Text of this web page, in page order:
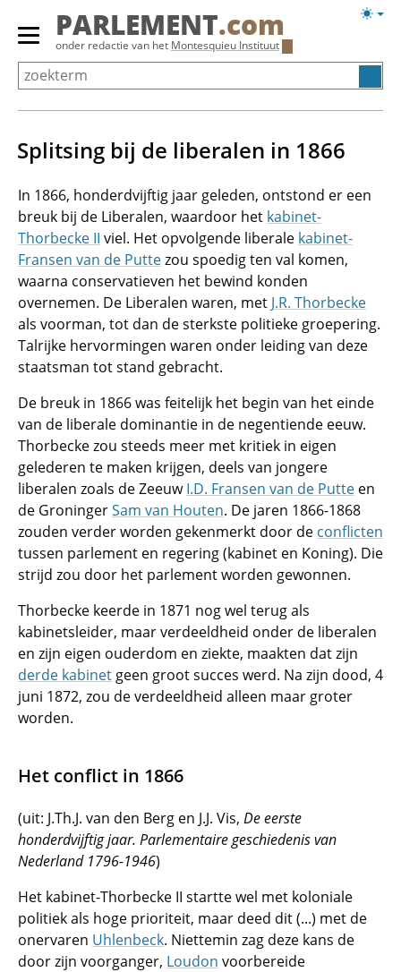
Overslaan
Primair
menu
tonen/verbergen
PARLEMENT.com
onder redactie van het Montesquieu Instituut
Splitsing bij de liberalen in 1866
In 1866, honderdvijftig jaar geleden, ontstond er een
breuk bij de Liberalen, waardoor het kabinet-
Thorbecke II viel. Het opvolgende liberale kabinet-
Fransen van de Puttezou spoedig ten val komen,
waarna conservatieven het bewind konden
overnemen. De Liberalen waren, met J.R. Thorbecke
als voorman, tot dan de sterkste politieke groepering.
Talrijke hervormingen waren onder leiding van deze
staatsman tot stand gebracht.
De breuk in 1866 was feitelijk het begin van het einde
van de liberale dominantie in de negentiende eeuw.
Thorbecke zou steeds meer met kritiek in eigen
gelederen te maken krijgen, deels van jongere
liberalen zoals de ZeeuwI.D. Fransen van de Putte en
de GroningerSam van Houten. De jaren 1866-1868
zouden verder worden gekenmerkt door de conflicten
tussen parlement en regering (kabinet en Koning). Die
strijd zou door het parlement worden gewonnen.
Thorbecke keerde in 1871 nog wel terug als
kabinetsleider, maar verdeeldheid onder de liberalen
en zijn eigen ouderdom en ziekte, maakten dat zijn
derde kabinet geen groot succes werd. Na zijn dood, 4
juni 1872, zou de verdeeldheid alleen maar groter
worden.
Het conflict in 1866
(uit: J.Th.J. van den Berg en J.J. Vis, De eerste
honderdvijftig jaar. Parlementaire geschiedenis van
Nederland 1796-1946)
Het kabinet-Thorbecke II startte wel met koloniale
politiek als hoge prioriteit, maar deed dit (...) met de
onervaren Uhlenbeck. Niettemin zag deze kans de
door zijn voorganger, Loudon voorbereide